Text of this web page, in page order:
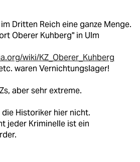
Dritten Reich eine ganze Menge.
Oberer Kuhberg" in Ulm
wiki/KZ_Oberer_Kuhberg
waren Vernichtungslager!
aber sehr extreme.
die Historiker hier nicht.
jeder Kriminelle ist ein